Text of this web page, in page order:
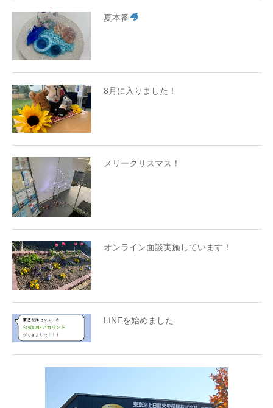
夏本番
8月に入りました！
メリークリスマス！
オンライン面談実施しています！
LINEを始めました